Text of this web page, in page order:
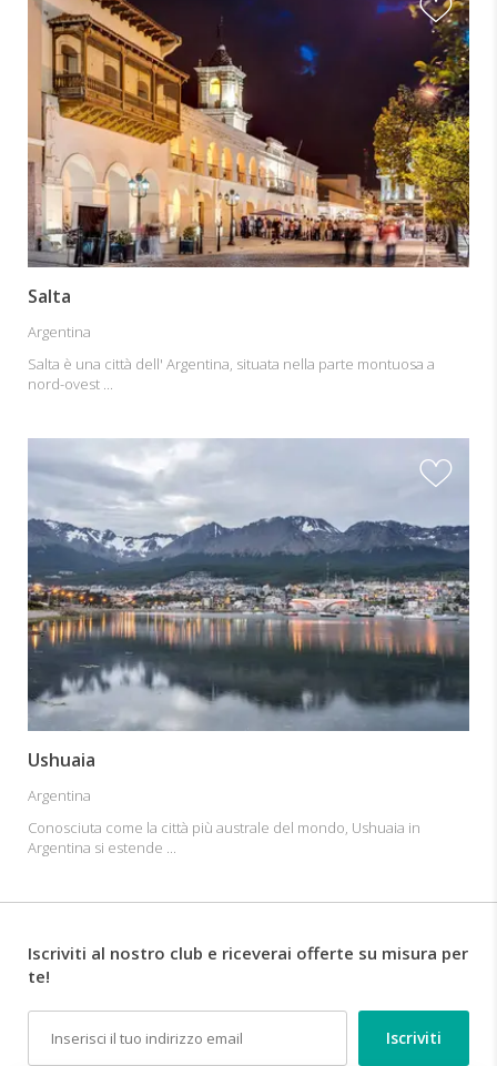
Salta
Argentina
Salta è una città dell' Argentina, situata nella parte montuosa a
nord-ovest ...
Ushuaia
Argentina
Conosciuta come la città più australe del mondo, Ushuaia in
Argentina si estende ...
Iscriviti al nostro club e riceverai offerte su misura per
te!
Email